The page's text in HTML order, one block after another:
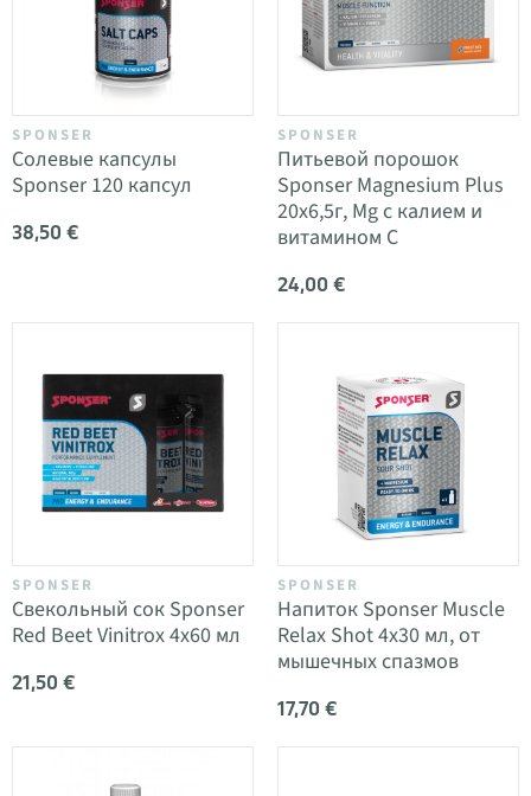
SPONSER
Солевые капсулы
Sponser 120 капсул
38,50 €
SPONSER
Питьевой порошок
Sponser Magnesium Plus
20x6,5г, Mg с калием и
витамином С
24,00 €
SPONSER
Свекольный сок Sponser
Red Beet Vinitrox 4x60 мл
21,50 €
SPONSER
Напиток Sponser Muscle
Relax Shot 4x30 мл, от
мышечных спазмов
17,70 €